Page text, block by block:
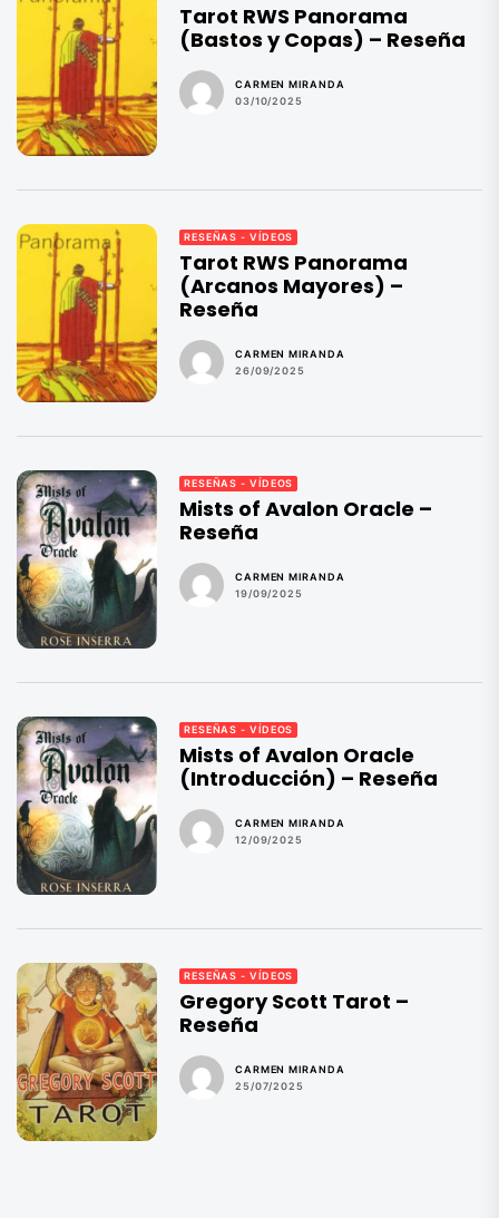
Tarot RWS Panorama
(Bastos y Copas) – Reseña
CARMEN MIRANDA
03/10/2025
RESEÑAS - VÍDEOS
Tarot RWS Panorama
(Arcanos Mayores) –
Reseña
CARMEN MIRANDA
26/09/2025
RESEÑAS - VÍDEOS
Mists of Avalon Oracle –
Reseña
CARMEN MIRANDA
19/09/2025
RESEÑAS - VÍDEOS
Mists of Avalon Oracle
(Introducción) – Reseña
CARMEN MIRANDA
12/09/2025
RESEÑAS - VÍDEOS
Gregory Scott Tarot –
Reseña
CARMEN MIRANDA
25/07/2025